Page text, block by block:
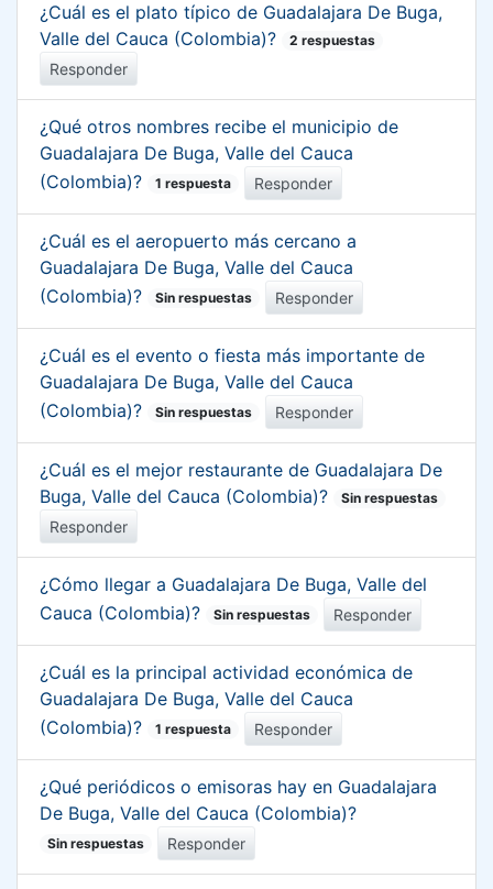
¿Cuál es el plato típico de Guadalajara De Buga,
Valle del Cauca (Colombia)?
2 respuestas
Responder
¿Qué otros nombres recibe el municipio de
Guadalajara De Buga, Valle del Cauca
(Colombia)?
1 respuesta Responder
¿Cuál es el aeropuerto más cercano a
Guadalajara De Buga, Valle del Cauca
(Colombia)?
Sin respuestas Responder
¿Cuál es el evento o fiesta más importante de
Guadalajara De Buga, Valle del Cauca
(Colombia)?
Sin respuestas Responder
¿Cuál es el mejor restaurante de Guadalajara De
Buga, Valle del Cauca (Colombia)?
Sin respuestas
Responder
¿Cómo llegar a Guadalajara De Buga, Valle del
Cauca (Colombia)?
Sin respuestas Responder
¿Cuál es la principal actividad económica de
Guadalajara De Buga, Valle del Cauca
(Colombia)?
1 respuesta Responder
¿Qué periódicos o emisoras hay en Guadalajara
De Buga, Valle del Cauca (Colombia)?
Sin respuestas Responder